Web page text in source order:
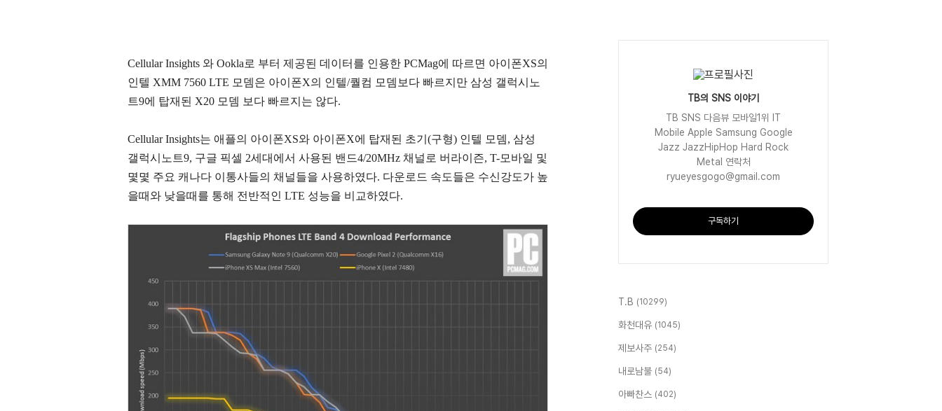
Cellular Insights 와 Ookla로 부터 제공된 데이터를 인용한 PCMag에 따르면 아이폰XS의
인텔 XMM 7560 LTE 모뎀은 아이폰X의 인텔/퀄컴 모뎀보다 빠르지만 삼성 갤럭시노
트9에 탑재된 X20 모뎀 보다 빠르지는 않다.
Cellular Insights는 애플의 아이폰XS와 아이폰X에 탑재된 초기(구형) 인텔 모뎀, 삼성
갤럭시노트9, 구글 픽셀 2세대에서 사용된 밴드4/20MHz 채널로 버라이즌, T-모바일 및
몇몇 주요 캐나다 이통사들의 채널들을 사용하였다. 다운로드 속도들은 수신강도가 높
을때와 낮을때를 통해 전반적인 LTE 성능을 비교하였다.
TB의 SNS 이야기
TB SNS 다음뷰 모바일1위 IT
Mobile Apple Samsung Google
Jazz JazzHipHop Hard Rock
Metal 연락처
ryueyesgogo@gmail.com
구독하기
T.B (10299)
화천대유 (1045)
제보사주 (254)
내로남불 (54)
아빠찬스 (402)